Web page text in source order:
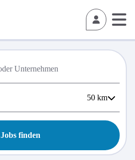
50 km
Jobs finden